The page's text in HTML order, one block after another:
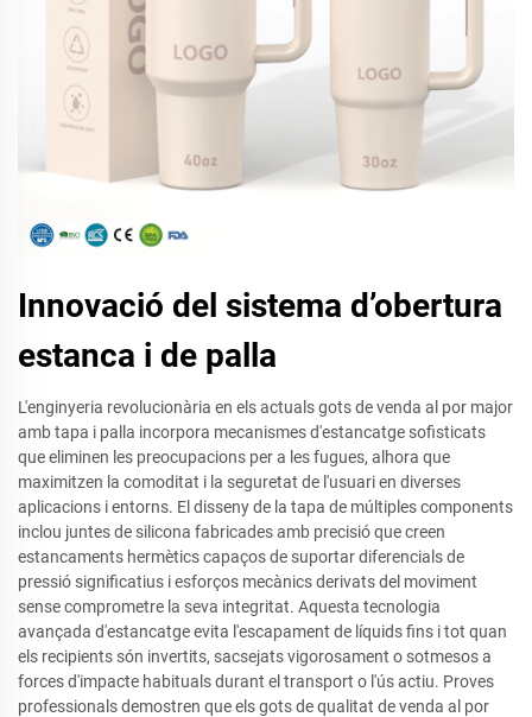
Innovació del sistema d’obertura
estanca i de palla
L'enginyeria revolucionària en els actuals gots de venda al por major
amb tapa i palla incorpora mecanismes d'estancatge sofisticats
que eliminen les preocupacions per a les fugues, alhora que
maximitzen la comoditat i la seguretat de l'usuari en diverses
aplicacions i entorns. El disseny de la tapa de múltiples components
inclou juntes de silicona fabricades amb precisió que creen
estancaments hermètics capaços de suportar diferencials de
pressió significatius i esforços mecànics derivats del moviment
sense comprometre la seva integritat. Aquesta tecnologia
avançada d'estancatge evita l'escapament de líquids fins i tot quan
els recipients són invertits, sacsejats vigorosament o sotmesos a
forces d'impacte habituals durant el transport o l'ús actiu. Proves
professionals demostren que els gots de qualitat de venda al por